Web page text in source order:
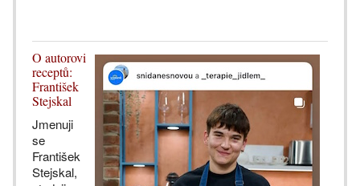
O autorovi
receptů:
František
Stejskal
Jmenuji
se
František
Stejskal,